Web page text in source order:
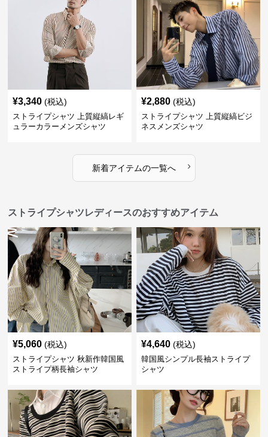
¥3,340 (税込)
ストライプシャツ 上質縦縞レギ
ュラーカラーメンズシャツ
¥2,880 (税込)
ストライプシャツ 上質縦縞ビジ
ネスメンズシャツ
新着アイテムの一覧へ ›
ストライプシャツレディースのおすすめアイテム
¥5,060 (税込)
ストライプシャツ 秋新作韓国風
ストライプ柄長袖シャツ
¥4,640 (税込)
韓国風シンプル長袖ストライプ
シャツ